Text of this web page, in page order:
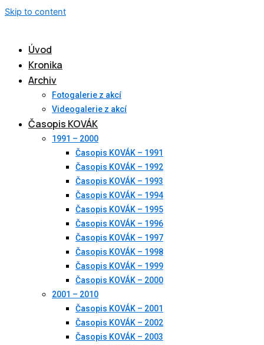
Skip to content
Úvod
Kronika
Archiv
Fotogalerie z akcí
Videogalerie z akcí
Časopis KOVÁK
1991 – 2000
Časopis KOVÁK – 1991
Časopis KOVÁK – 1992
Časopis KOVÁK – 1993
Časopis KOVÁK – 1994
Časopis KOVÁK – 1995
Časopis KOVÁK – 1996
Časopis KOVÁK – 1997
Časopis KOVÁK – 1998
Časopis KOVÁK – 1999
Časopis KOVÁK – 2000
2001 – 2010
Časopis KOVÁK – 2001
Časopis KOVÁK – 2002
Časopis KOVÁK – 2003